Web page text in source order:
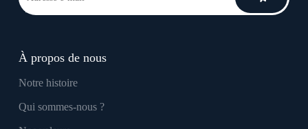
À propos de nous
Notre histoire
Qui sommes-nous ?